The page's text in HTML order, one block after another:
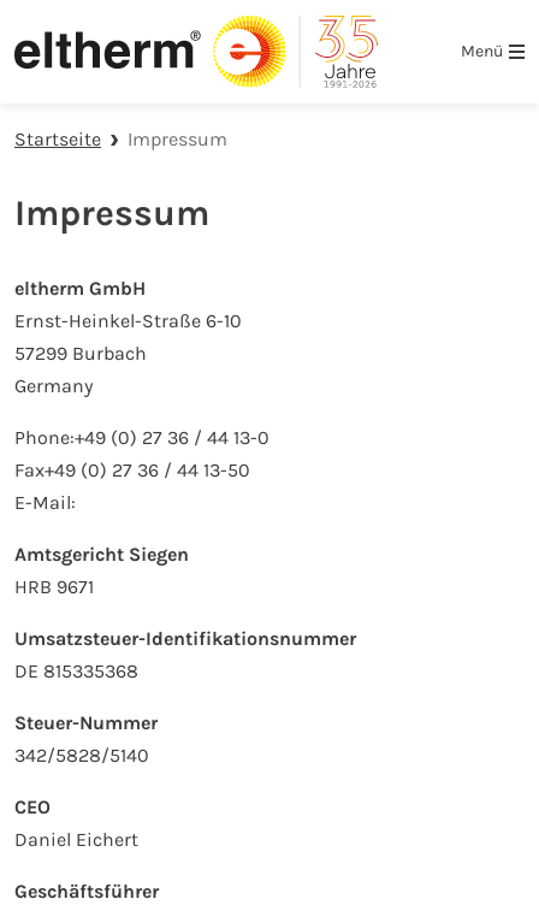
Zur Hauptnavigation springen
Zum Hauptinhalt springen
Zur Fußzeile der Seite springen
Menü
Startseite Impressum
Impressum
eltherm GmbH
Ernst-Heinkel-Straße 6-10
57299 Burbach
Germany
Phone:+49 (0) 27 36 / 44 13-0
Fax+49 (0) 27 36 / 44 13-50
E-Mail:
Amtsgericht Siegen
HRB 9671
Umsatzsteuer-Identifikationsnummer
DE 815335368
Steuer-Nummer
342/5828/5140
CEO
Daniel Eichert
Geschäftsführer